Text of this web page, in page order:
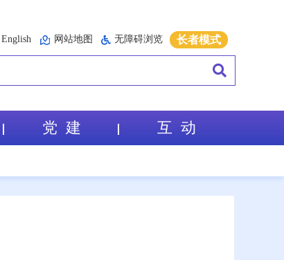
English 网站地图 无障碍浏览 长者模式
党 建 互 动